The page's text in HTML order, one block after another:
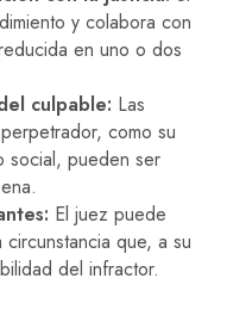
y colabora con
en uno o dos
culpable: Las
como su
social, pueden ser
El juez puede
que, a su
del infractor.